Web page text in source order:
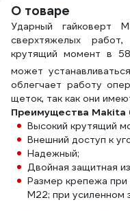
О товаре
Ударный гайковерт
сверхтяжелых
крутящий момент в
может
облегчает работу
щеток, так как они
Преимущества Makita
Высокий крутящий
Внешний доступ к
Надежный;
Двойная защитная
Размер крепежа при
М22; при усиленном